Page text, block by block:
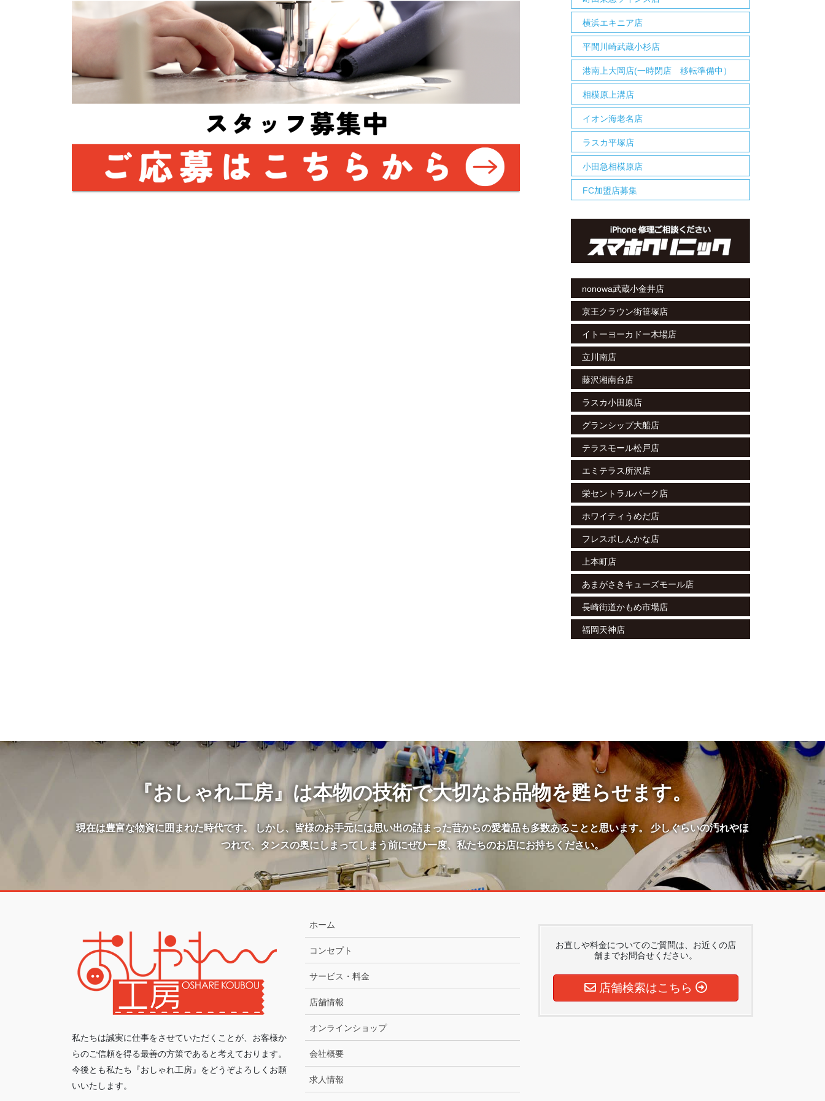
横浜エキニア店
平間川崎武蔵小杉店
港南上大岡店(一時閉店 移転準備中）
相模原上溝店
イオン海老名店
ラスカ平塚店
小田急相模原店
FC加盟店募集
nonowa武蔵小金井店
京王クラウン街笹塚店
イトーヨーカドー木場店
立川南店
藤沢湘南台店
ラスカ小田原店
グランシップ大船店
テラスモール松戸店
エミテラス所沢店
栄セントラルパーク店
ホワイティうめだ店
フレスポしんかな店
上本町店
あまがさきキューズモール店
長崎街道かもめ市場店
福岡天神店
『おしゃれ工房』は本物の技術で大切なお品物を甦らせます。
現在は豊富な物資に囲まれた時代です。 しかし、皆様のお手元には思い出の詰まった昔からの愛着品も多数あることと思います。 少しぐらいの汚れやほ
つれで、タンスの奥にしまってしまう前にぜひ一度、私たちのお店にお持ちください。
私たちは誠実に仕事をさせていただくことが、お客様か
らのご信頼を得る最善の方策であると考えております。
今後とも私たち『おしゃれ工房』をどうぞよろしくお願
いいたします。
ホーム
コンセプト
サービス・料金
店舗情報
オンラインショップ
会社概要
求人情報
お直しや料金についてのご質問は、お近くの店
舗までお問合せください。
店舗検索はこちら